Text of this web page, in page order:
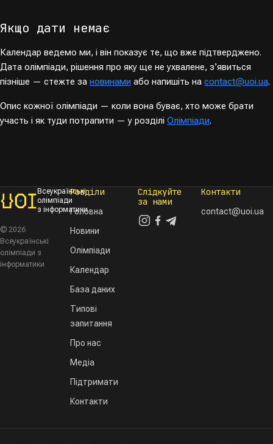
Якщо дати немає
Календар ведемо ми, і він показує те, що вже підтверджено.
Дата олімпіади, рішення про яку ще не ухвалене, зʼявиться
пізніше — стежте за новинами або напишіть на contact@uoi.ua.
Опис кожної олімпіади — коли вона буває, хто може брати
участь і як туди потрапити — у розділі Олімпіади.
Всеукраїнські
олімпіади
з інформатики
© 2026
Всеукраїнські
олімпіади з
інформатики
Розділи
Головна
Новини
Олімпіади
Календар
База даних
Типові
запитання
Про нас
Медіа
Підтримати
Контакти
Слідкуйте
за нами
Контакти
contact@uoi.ua